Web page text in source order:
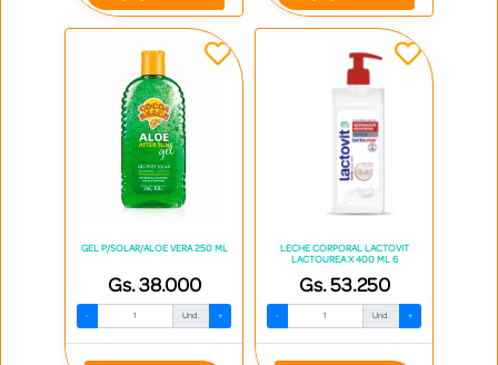
GEL P/SOLAR/ALOE VERA 250 ML
Gs. 38.000
- Und. +
LECHE CORPORAL LACTOVIT
LACTOUREA X 400 ML 6
Gs. 53.250
- Und. +